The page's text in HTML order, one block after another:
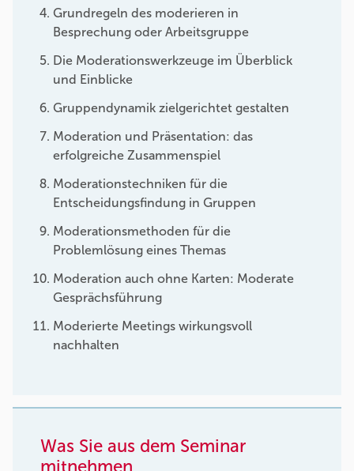
Grundregeln des moderieren in
Besprechung oder Arbeitsgruppe
Die Moderationswerkzeuge im Überblick
und Einblicke
Gruppendynamik zielgerichtet gestalten
Moderation und Präsentation: das
erfolgreiche Zusammenspiel
Moderationstechniken für die
Entscheidungsfindung in Gruppen
Moderationsmethoden für die
Problemlösung eines Themas
Moderation auch ohne Karten: Moderate
Gesprächsführung
Moderierte Meetings wirkungsvoll
nachhalten
Was Sie aus dem Seminar
mitnehmen